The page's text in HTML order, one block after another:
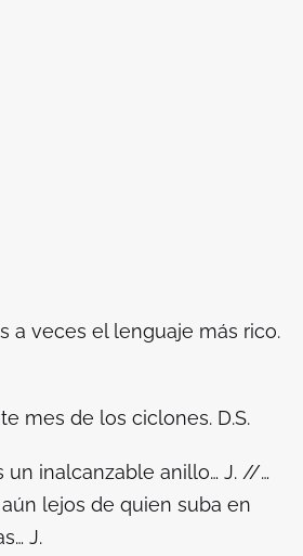
a veces el lenguaje más rico.
mes de los ciclones. D.S.
un inalcanzable anillo… J. //…
lejos de quien suba en
J.